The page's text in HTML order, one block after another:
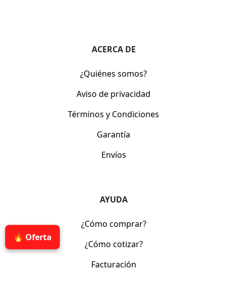
🔥 Oferta
ACERCA DE
¿Quiénes somos?
Aviso de privacidad
Términos y Condiciones
Garantía
Envíos
AYUDA
¿Cómo comprar?
¿Cómo cotizar?
Facturación